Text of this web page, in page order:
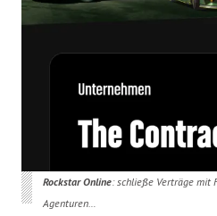
Rockstar Online: schließe Verträge mit
Agenturen…